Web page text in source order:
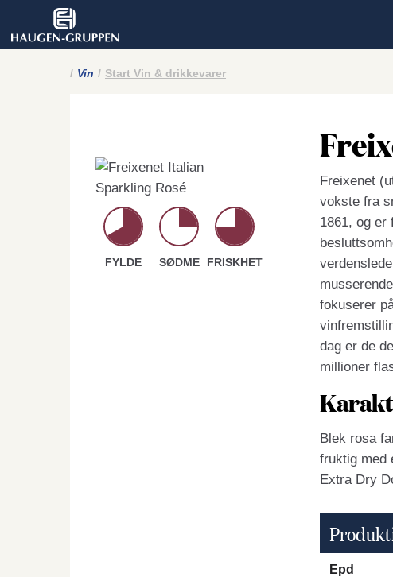
Vin Start Vin & drikkevarer
FYLDE SØDME FRISKHET
Freixenet
vokste fra
1861, og er
fokuserer
dag er de
millioner
Blek rosa
fruktig med
Extra Dry
Epd